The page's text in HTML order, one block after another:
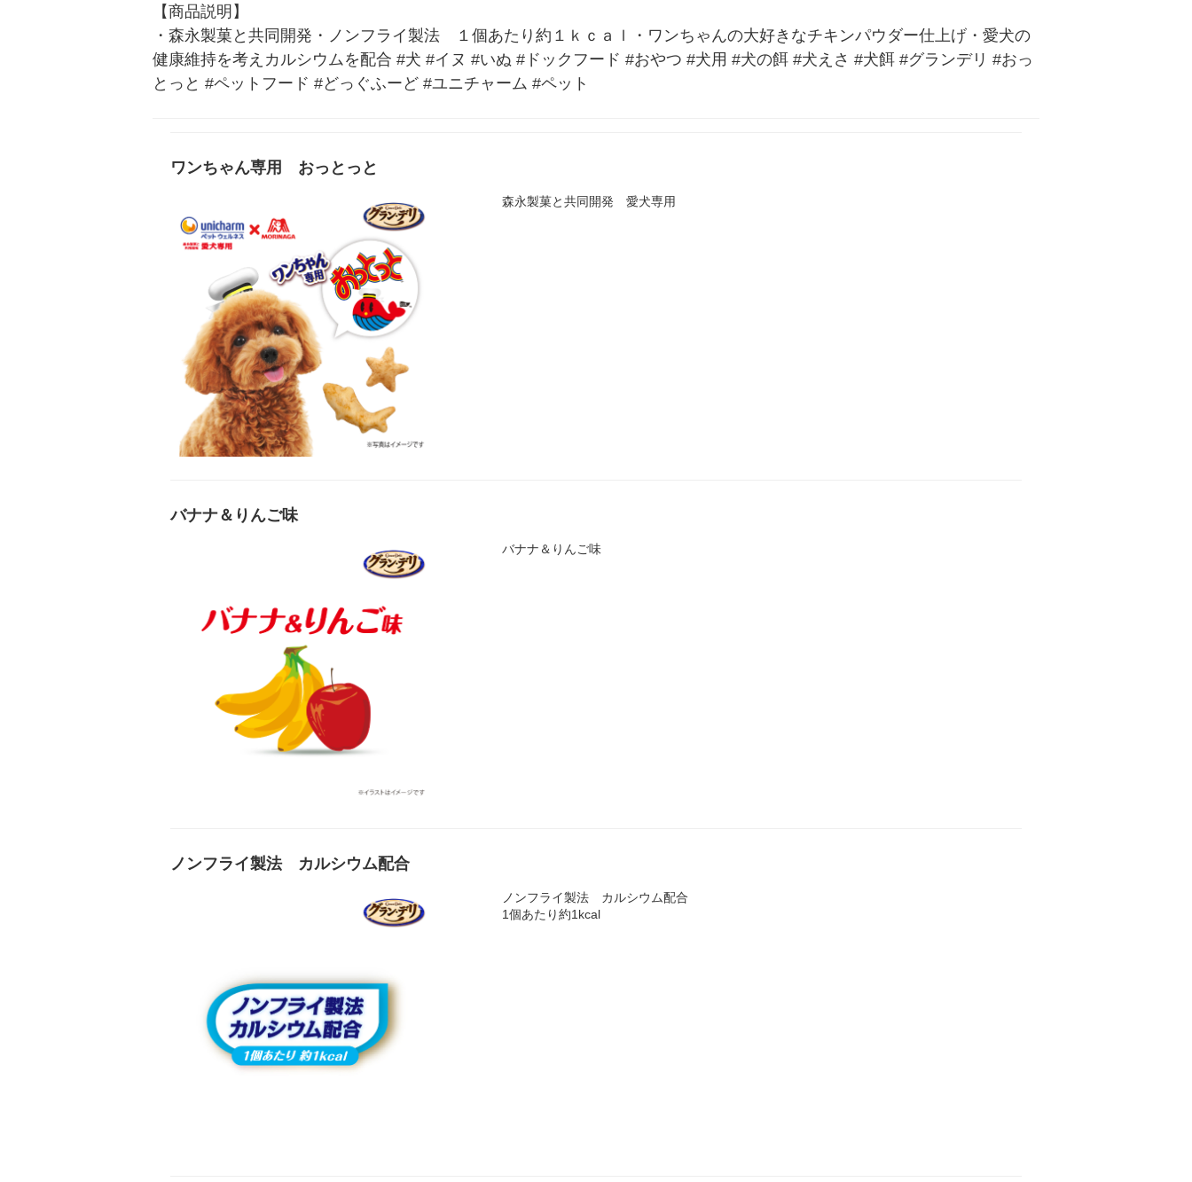
【商品説明】
・森永製菓と共同開発・ノンフライ製法　１個あたり約１ｋｃａｌ・ワンちゃんの大好きなチキンパウダー仕上げ・愛犬の
健康維持を考えカルシウムを配合 #犬 #イヌ #いぬ #ドックフード #おやつ #犬用 #犬の餌 #犬えさ #犬餌 #グランデリ #おっ
とっと #ペットフード #どっぐふーど #ユニチャーム #ペット
ワンちゃん専用 おっとっと
森永製菓と共同開発 愛犬専用
バナナ＆りんご味
バナナ＆りんご味
ノンフライ製法 カルシウム配合
ノンフライ製法 カルシウム配合
1個あたり約1kcal